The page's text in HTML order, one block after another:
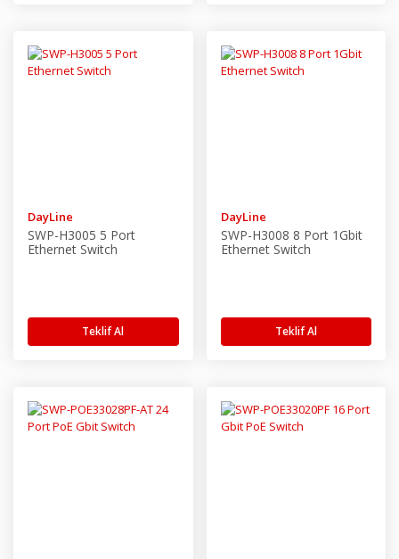
DayLine
SWP-H3005 5 Port
Ethernet Switch
Teklif Al
DayLine
SWP-H3008 8 Port 1Gbit
Ethernet Switch
Teklif Al